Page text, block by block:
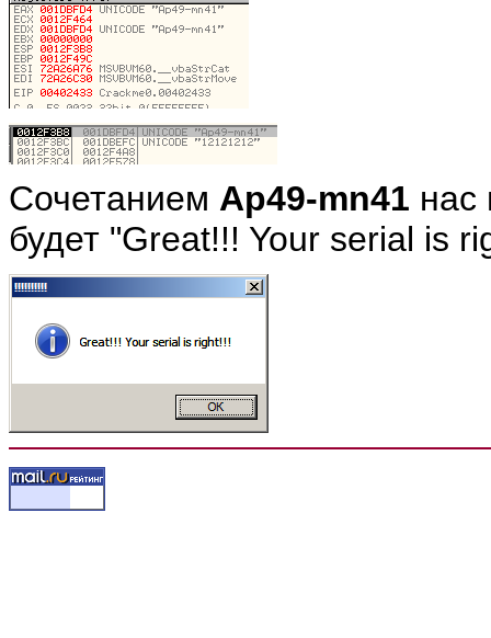
Сочетанием Ap49-mn41 нас
будет "Great!!! Your serial is